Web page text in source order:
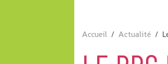
Accueil Actualité